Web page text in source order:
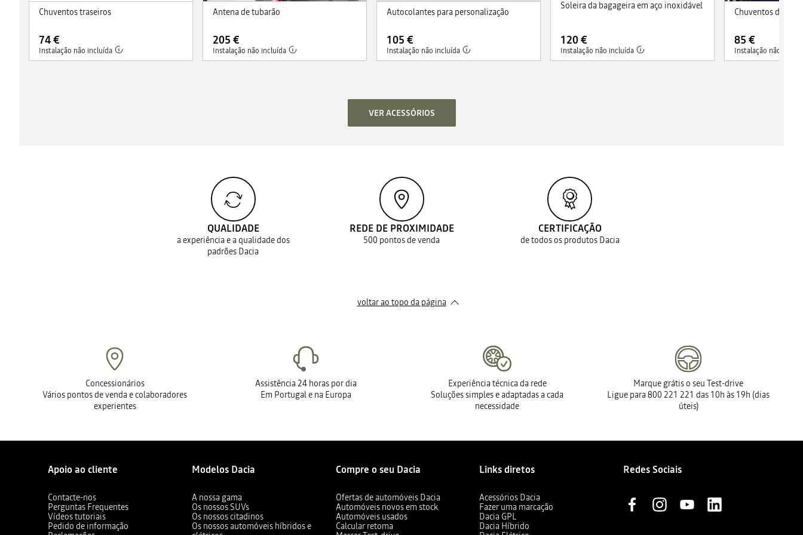
Chuventos traseiros
74 €
Instalação não incluída
Antena de tubarão
205 €
Instalação não incluída
Autocolantes para personalização
105 €
Instalação não incluída
Soleira da bagageira em aço inoxidável
120 €
Instalação não incluída
Chuventos
85 €
Instalação não
VER ACESSÓRIOS
QUALIDADE
a experiência e a qualidade dos
padrões Dacia
REDE DE PROXIMIDADE
500 pontos de venda
CERTIFICAÇÃO
de todos os produtos Dacia
voltar ao topo da página
Concessionários
Vários pontos de venda e colaboradores
experientes
Assistência 24 horas por dia
Em Portugal e na Europa
Experiência técnica da rede
Soluções simples e adaptadas a cada
necessidade
Marque grátis o seu Test-drive
Ligue para 800 221 221 das 10h às 19h (dias
úteis)
Apoio ao cliente
Contacte-nos
Perguntas Frequentes
Vídeos tutoriais
Pedido de informação
Modelos Dacia
A nossa gama
Os nossos SUVs
Os nossos citadinos
Os nossos automóveis híbridos e
Compre o seu Dacia
Ofertas de automóveis Dacia
Automóveis novos em stock
Automóveis usados
Calcular retoma
Links diretos
Acessórios Dacia
Fazer uma marcação
Dacia GPL
Dacia Híbrido
Redes Sociais